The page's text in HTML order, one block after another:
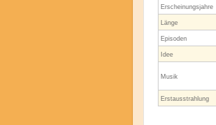
Erscheinungsjahre
Länge
Episoden
Idee
Musik
Erstausstrahlung